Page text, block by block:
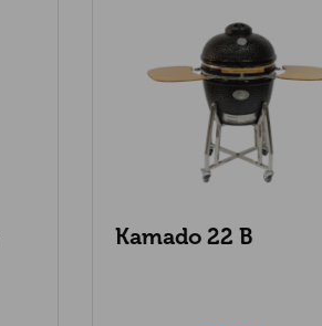
Kamado 22 B